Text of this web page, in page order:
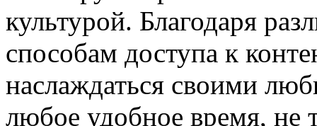
культурой. Благодаря
способам доступа к
наслаждаться своими
любое удобное время, не